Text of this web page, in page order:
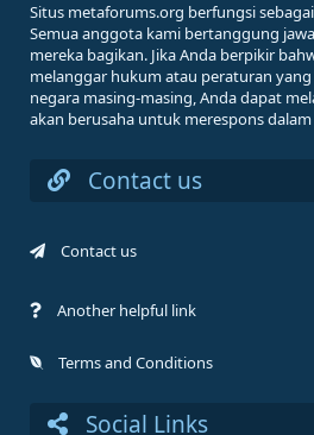
Situs metaforums.org berfungsi
Semua anggota kami bertanggung
mereka bagikan. Jika Anda berpikir
melanggar hukum atau peraturan
negara masing-masing, Anda dapat
akan berusaha untuk merespons
Contact us
Contact us
Another helpful link
Terms and Conditions
Social Links